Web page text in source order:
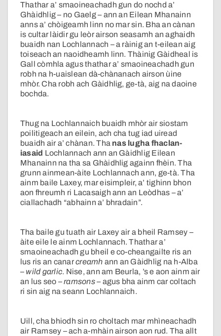
Thathar a’ smaoineachadh gun do nochd a’
Ghàidhlig – no Gaelg – ann an Eilean Mhanainn
anns a’ chòigeamh linn no mar sin. Bha an cànan
is cultar làidir gu leòr airson seasamh an aghaidh
buaidh nan Lochlannach – a ràinig an t-eilean aig
toiseach an naoidheamh linn. Thàinig Gàidheal is
Gall còmhla agus thathar a’ smaoineachadh gun
robh na h-uaislean dà-chànanach airson ùine
mhòr. Cha robh ach Gàidhlig, ge-tà, aig na daoine
bochda.
Thug na Lochlannaich buaidh mhòr air siostam
poilitigeach an eilein, ach cha tug iad uiread
buaidh air a’ chànan. Tha nas lugha fhaclan-
iasaid Lochlannach ann an Gàidhlig Eilean
Mhanainn na tha sa Ghàidhlig againn fhèin. Tha
grunn ainmean-àite Lochlannach ann, ge-tà. Tha
ainm baile Laxey, mar eisimpleir, a’ tighinn bhon
aon fhreumh ri Lacasaigh ann an Leòdhas – a’
ciallachadh “abhainn a’ bhradain”.
Tha baile gu tuath air Laxey air a bheil Ramsey –
àite eile le ainm Lochlannach. Thathar a’
smaoineachadh gu bheil e co-cheangailte ris an
lus ris an canarcreamh ann an Gàidhlig na h-Alba
– wild garlic. Nise, ann am Beurla, ’s e aon ainm air
an lus seo –ramsons– agus bha ainm car coltach
ri sin aig na seann Lochlannaich.
Uill, cha bhiodh sin ro choltach mar mhìneachadh
air Ramsey – ach a-mhàin airson aon rud. Tha allt